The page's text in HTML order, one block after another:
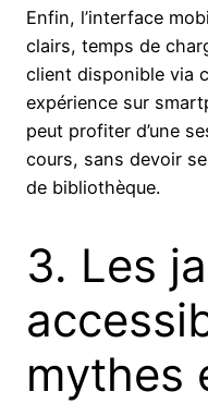
Enfin, l’interface
clairs, temps de
client disponible via
expérience sur
peut profiter d’une
cours, sans devoir
de bibliothèque.
3. Les
mythes